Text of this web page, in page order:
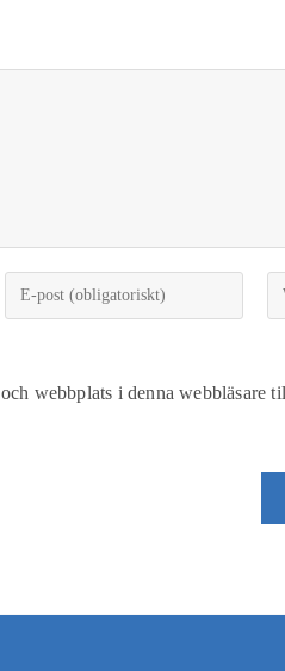
webbplats i denna webbläsare